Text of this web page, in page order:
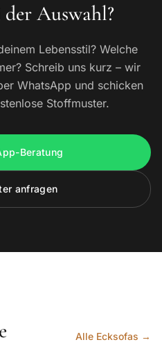
Auswahl?
Lebensstil? Welche
Schreib uns kurz – wir
WhatsApp und schicken
Stoffmuster.
Beratung
anfragen
Alle Ecksofas →